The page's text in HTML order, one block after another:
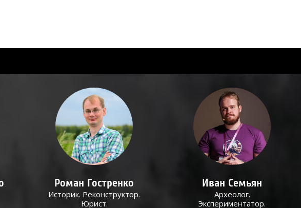
Роман Гостренко
Историк. Реконструктор.
Юрист.
Иван Семьян
Археолог.
Экспериментатор.